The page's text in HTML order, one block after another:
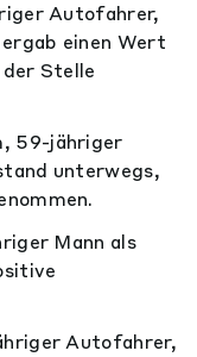
Autofahrer,
einen Wert
Stelle
59-jähriger
unterwegs,
Mann als
Autofahrer,